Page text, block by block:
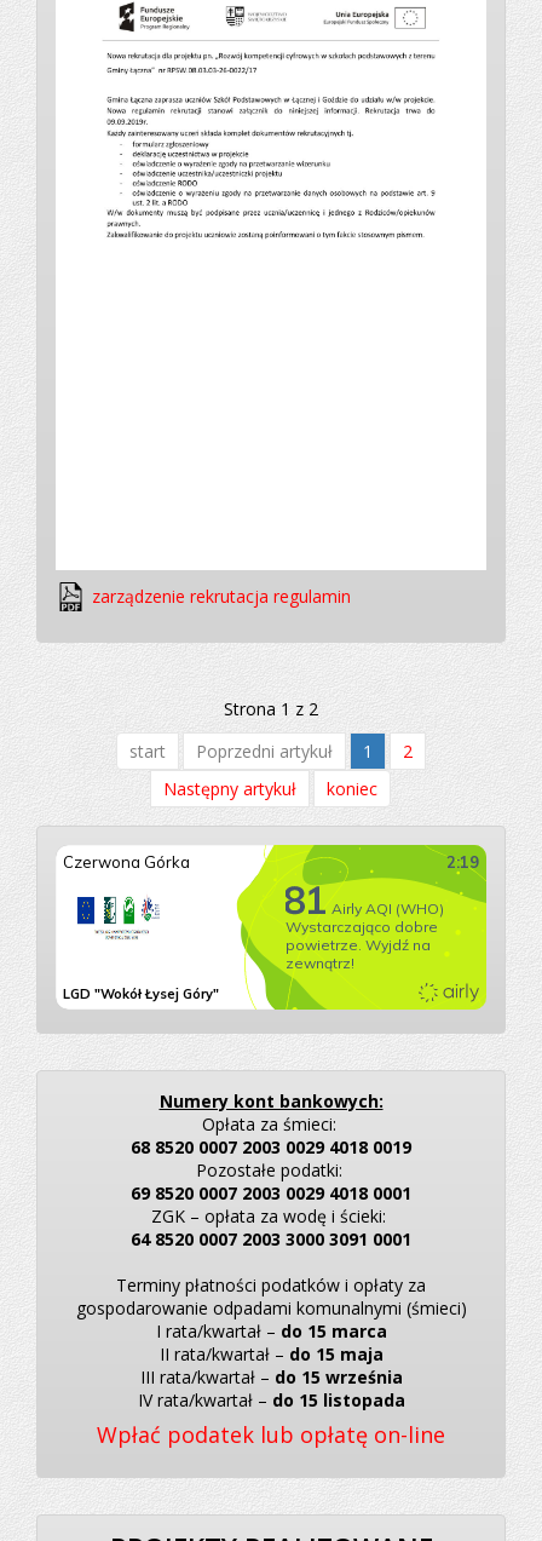
zarządzenie rekrutacja regulamin
Strona 1 z 2
start
Poprzedni artykuł 1
2
Następny artykuł
koniec
Numery kont bankowych:
Opłata za śmieci:
68 8520 0007 2003 0029 4018 0019
Pozostałe podatki:
69 8520 0007 2003 0029 4018 0001
ZGK – opłata za wodę i ścieki:
64 8520 0007 2003 3000 3091 0001
Terminy płatności podatków i opłaty za
gospodarowanie odpadami komunalnymi (śmieci)
I rata/kwartał – do 15 marca
II rata/kwartał – do 15 maja
III rata/kwartał – do 15 września
IV rata/kwartał – do 15 listopada
Wpłać podatek lub opłatę on-line